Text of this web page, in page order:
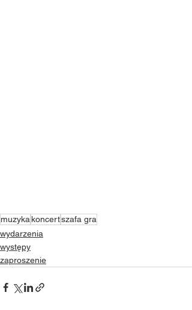
muzykakoncertszafa gra
wydarzenia
występy
zaproszenie